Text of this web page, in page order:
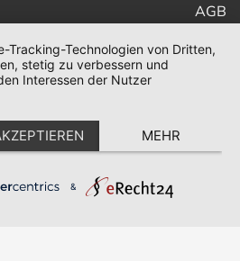
AGB
Tracking-Technologien von Dritten,
stetig zu verbessern und
Interessen der Nutzer
MEHR
&